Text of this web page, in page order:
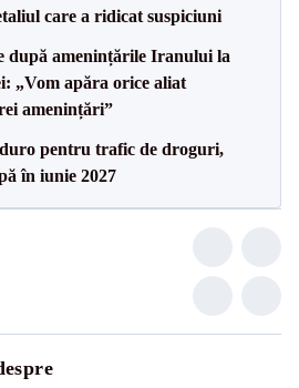
care a ridicat suspiciuni
după amenințările Iranului la
„Vom apăra orice aliat
amenințări”
pentru trafic de droguri,
în iunie 2027